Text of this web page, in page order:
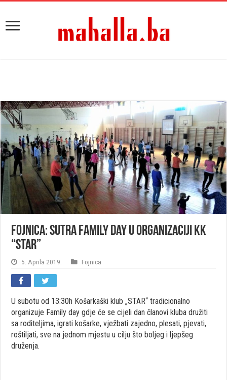
Fojnica: Sutra Family day u organizaciji KK
“STAR”
5. Aprila 2019. Fojnica
U subotu od 13:30h Košarkaški klub „STAR“ tradicionalno
organizuje Family day gdje će se cijeli dan članovi kluba družiti
sa roditeljima, igrati košarke, vježbati zajedno, plesati, pjevati,
roštiljati, sve na jednom mjestu u cilju što boljeg i ljepšeg
druženja.